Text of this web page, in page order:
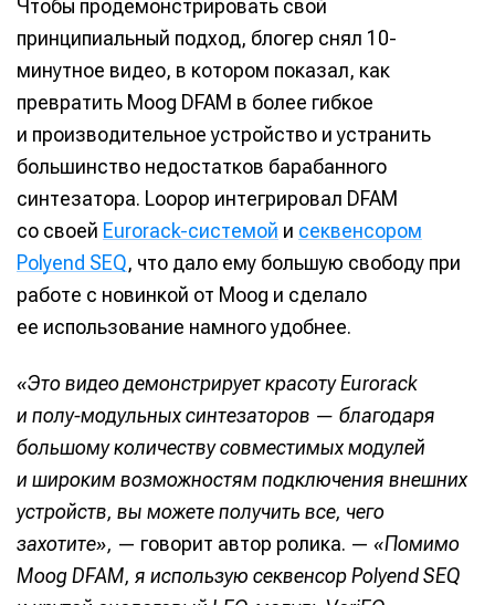
Чтобы продемонстрировать свой
принципиальный подход, блогер снял 10-
минутное видео, в котором показал, как
превратить Moog DFAM в более гибкое
и производительное устройство и устранить
большинство недостатков барабанного
синтезатора. Loopop интегрировал DFAM
со своей Eurorack-системой и секвенсором
Polyend SEQ, что дало ему большую свободу при
работе с новинкой от Moog и сделало
ее использование намного удобнее.
«Это видео демонстрирует красоту Eurorack
и полу-модульных синтезаторов — благодаря
большому количеству совместимых модулей
и широким возможностям подключения внешних
устройств, вы можете получить все, чего
захотите», — говорит автор ролика. — «Помимо
Moog DFAM, я использую секвенсор Polyend SEQ